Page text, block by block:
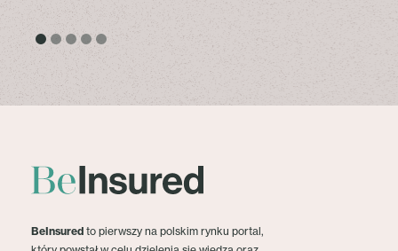
BeInsured to pierwszy na polskim rynku portal,